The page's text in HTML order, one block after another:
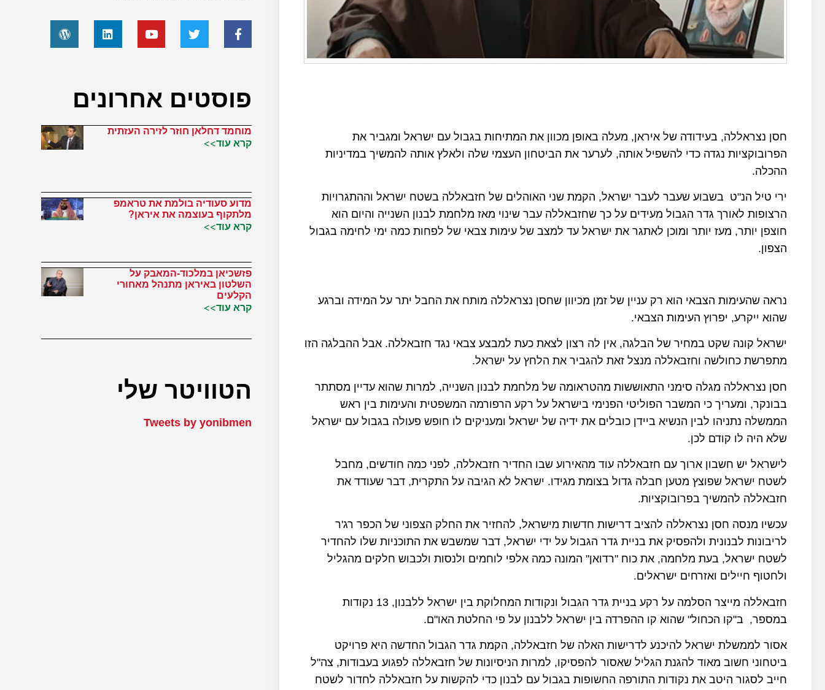
חסן נצראללה, בעידודה של איראן, מעלה באופן מכוון את המתיחות בגבול עם ישראל ומגביר את
הפרובוקציות נגדה כדי להשפיל אותה, לערער את הביטחון העצמי שלה ולאלץ אותה להמשיך במדיניות
ההכלה.
ירי טיל הנ"ט בשבוע שעבר לעבר ישראל, הקמת שני האוהלים של חזבאללה בשטח ישראל וההתגרויות
הרצופות לאורך גדר הגבול מעידים על כך שחזבאללה עבר שינוי מאז מלחמת לבנון השנייה והיום הוא
חוצפן יותר, מעז יותר ומוכן לאתגר את ישראל עד למצב של עימות צבאי של לפחות כמה ימי לחימה בגבול
הצפון.
נראה שהעימות הצבאי הוא רק עניין של זמן מכיוון שחסן נצראללה מותח את החבל יתר על המידה וברגע
שהוא ייקרע, יפרוץ העימות הצבאי.
ישראל קונה שקט במחיר של הבלגה, אין לה רצון לצאת כעת למבצע צבאי נגד חזבאללה. אבל ההבלגה הזו
מתפרשת כחולשה וחזבאללה מנצל זאת להגביר את הלחץ על ישראל.
חסן נצראללה מגלה סימני התאוששות מהטראומה של מלחמת לבנון השנייה, למרות שהוא עדיין מסתתר
בבונקר, ומעריך כי המשבר הפוליטי הפנימי בישראל על רקע הרפורמה המשפטית והעימות בין ראש
הממשלה נתניהו לבין הנשיא ביידן כובלים את ידיה של ישראל ומעניקים לו חופש פעולה בגבול עם ישראל
שלא היה לו קודם לכן.
לישראל יש חשבון ארוך עם חזבאללה עוד מהאירוע שבו החדיר חזבאללה, לפני כמה חודשים, מחבל
לשטח ישראל שפוצץ מטען חבלה גדול בצומת מגידו. ישראל לא הגיבה על התקרית, דבר שעודד את
חזבאללה להמשיך בפרובוקציות.
עכשיו מנסה חסן נצראללה להציב דרישות חדשות מישראל, להחזיר את החלק הצפוני של הכפר רג'ר
לריבונות לבנונית ולהפסיק את בניית גדר הגבול על ידי ישראל, דבר שמשבש את התוכניות שלו להחדיר
לשטח ישראל, בעת מלחמה, את כוח "רדואן" המונה כמה אלפי לוחמים ולנסות ולכבוש חלקים מהגליל
ולחטוף חיילים ואזרחים ישראלים.
חזבאללה מייצר הסלמה על רקע בניית גדר הגבול ונקודות המחלוקת בין ישראל ללבנון, 13 נקודות
במספר, ב"קו הכחול" שהוא קו ההפרדה בין ישראל ללבנון על פי החלטת האו"ם.
אסור לממשלת ישראל להיכנע לדרישות האלה של חזבאללה, הקמת גדר הגבול החדשה היא פרויקט
ביטחוני חשוב מאוד להגנת הגליל שאסור להפסיקו, למרות הניסיונות של חזבאללה לפגוע בעבודות, צה"ל
חייב לסגור היטב את נקודות התורפה החשופות בגבול עם לבנון כדי להקשות על חזבאללה לחדור לשטח
פוסטים אחרונים
מוחמד דחלאן חוזר לזירה העזתית
קרא עוד>>
מדוע סעודיה בולמת את טראמפ
מלתקוף בעוצמה את איראן?
קרא עוד>>
פזשכיאן במלכוד-המאבק על
השלטון באיראן מתנהל מאחורי
הקלעים
קרא עוד>>
הטוויטר שלי
Tweets by yonibmen